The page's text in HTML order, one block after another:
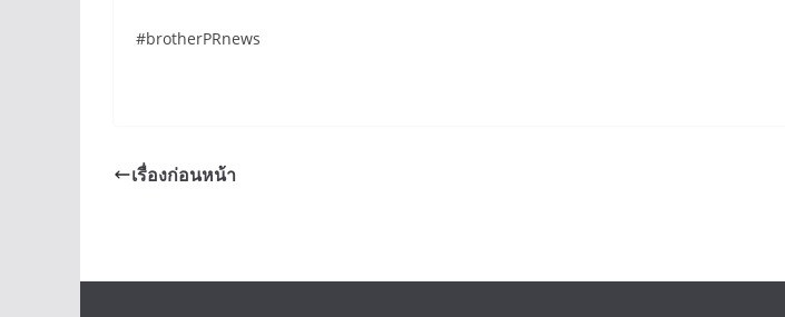
#brotherPRnews
เรื่องก่อนหน้า